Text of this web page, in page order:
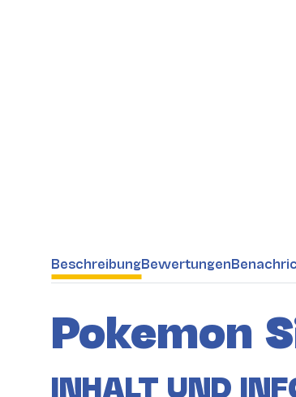
weitere Registerkarten anzeigen
BeschreibungBewertungen
Pokemon
INHALT UND